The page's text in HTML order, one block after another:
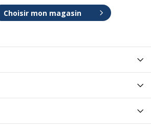
Choisir mon magasin